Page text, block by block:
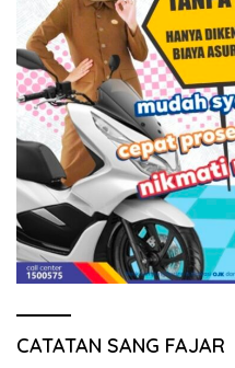
CATATAN SANG FAJAR